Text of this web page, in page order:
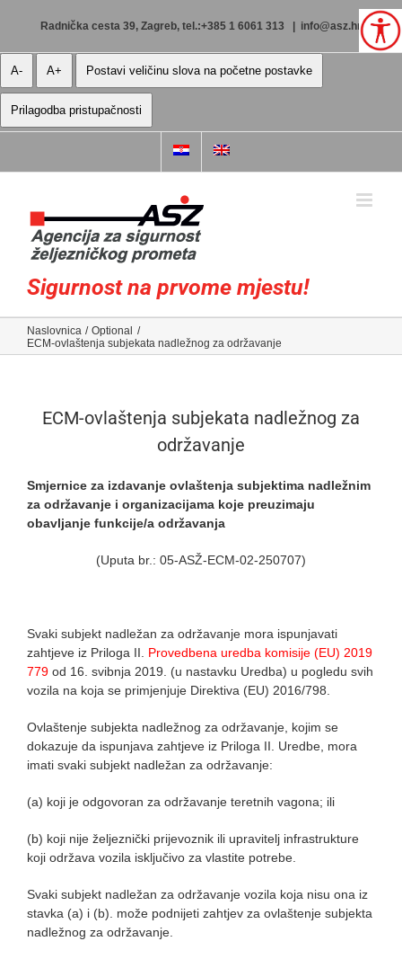
Radnička cesta 39, Zagreb, tel.:+385 1 6061 313 info@asz.hr
A- A+ Postavi veličinu slova na početne postavke
Prilagodba pristupačnosti
Sigurnost na prvome mjestu!
Naslovnica
Optional
ECM-ovlaštenja subjekata nadležnog za održavanje
ECM-ovlaštenja subjekata nadležnog za
održavanje
Smjernice za izdavanje ovlaštenja subjektima nadležnim
za održavanje i organizacijama koje preuzimaju
obavljanje funkcije/a održavanja
(Uputa br.: 05-ASŽ-ECM-02-250707)
Svaki subjekt nadležan za održavanje mora ispunjavati
zahtjeve iz Priloga II. Provedbena uredba komisije (EU) 2019
779 od 16. svibnja 2019. (u nastavku Uredba) u pogledu svih
vozila na koja se primjenjuje Direktiva (EU) 2016/798.
Ovlaštenje subjekta nadležnog za održavanje, kojim se
dokazuje da ispunjava zahtjeve iz Priloga II. Uredbe, mora
imati svaki subjekt nadležan za održavanje:
(a) koji je odgovoran za održavanje teretnih vagona; ili
(b) koji nije željeznički prijevoznik ili upravitelj infrastrukture
koji održava vozila isključivo za vlastite potrebe.
Svaki subjekt nadležan za održavanje vozila koja nisu ona iz
stavka (a) i (b). može podnijeti zahtjev za ovlaštenje subjekta
nadležnog za održavanje.